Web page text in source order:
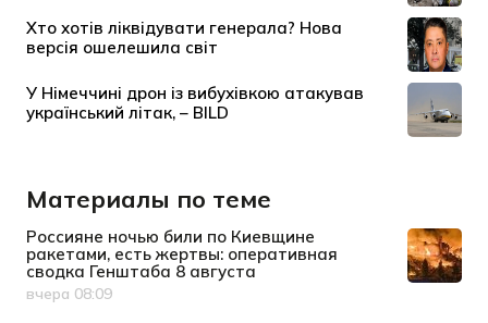
Материалы по теме
Россияне ночью били по Киевщине
ракетами, есть жертвы: оперативная
сводка Генштаба 8 августа
Дата публикации
вчера 08:09